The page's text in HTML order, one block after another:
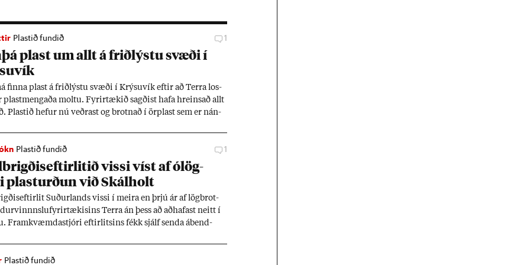
Plastið fundið 1
plast um allt á frið­lýstu svæði í
finna plast á frið­lýstu svæði í Krýsu­vík eft­ir að Terra los­
plast­meng­aða moltu. Fyr­ir­tæk­ið sagð­ist hafa hreins­að allt
Plast­ið hef­ur nú veðr­ast og brotn­að í örplast sem er nán­
Plastið fundið 1
vissi víst af ólög­
plast­urð­un við Skál­holt
Suð­ur­lands vissi í meira en þrjú ár af lög­brot­
Terra án þess að að­haf­ast neitt í
Fram­kvæmda­stjóri eft­ir­lits­ins fékk sjálf senda ábend­
Plastið fundið